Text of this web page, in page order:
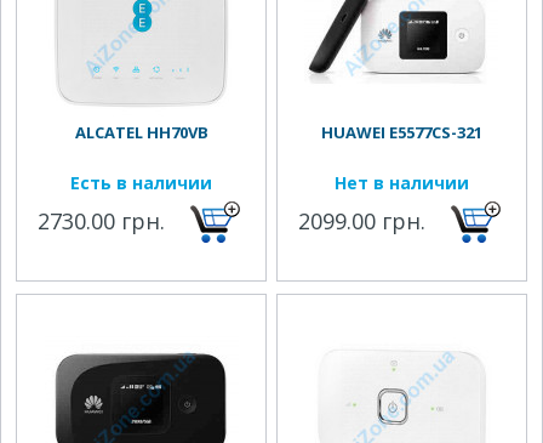
ALCATEL HH70VB
Есть в наличии
2730.00 грн.
HUAWEI E5577CS-321
Нет в наличии
2099.00 грн.